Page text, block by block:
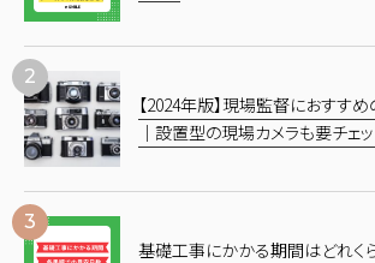
【2024年版】現場監督におすす
｜設置型の現場カメラも要チェ
基礎工事にかかる期間はどれく